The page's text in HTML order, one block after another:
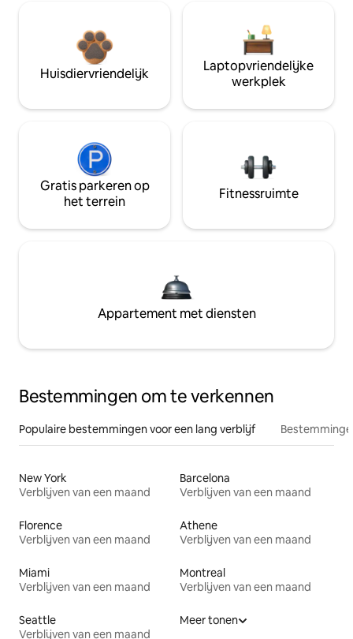
Huisdiervriendelijk
Laptopvriendelijke
werkplek
Gratis parkeren op
het terrein
Fitnessruimte
Appartement met diensten
Bestemmingen om te verkennen
Populaire bestemmingen voor een lang verblijf
New York
Verblijven van een maand
Barcelona
Verblijven van een maand
Florence
Verblijven van een maand
Athene
Verblijven van een maand
Miami
Verblijven van een maand
Montreal
Verblijven van een maand
Seattle
Verblijven van een maand
Meer tonen